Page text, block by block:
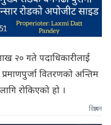
२० गते पदाधिकारीलाई
वितरणको अन्तिम
रोकिएको हो ।
विज्ञापन